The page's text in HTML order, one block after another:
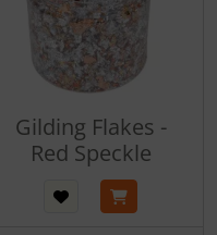
Gilding Flakes -
Red Speckle